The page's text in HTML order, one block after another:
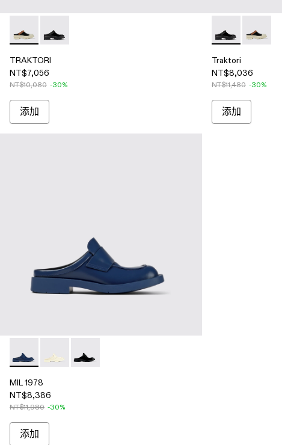
TRAKTORI - A500006-015 - 黑棕色皮革木屐鞋
TRAKTORI - A500006-005 - 黑色皮革木屐鞋
TRAKTORI
NT$7,056
NT$10,080 -30%
添加
Traktori -Traktori
Traktori
NT$8,036
NT$11,480 -30%
添加
MIL 1978 - A500017-004 - Blue
MIL 1978 - A500017-002 - White
MIL 1978 - A500017-001 - Black
MIL 1978
NT$8,386
NT$11,980 -30%
添加